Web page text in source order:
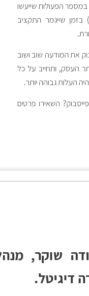
הפעולות שייעשו
שייגמר התקציב
שוב ושוב
ותחייב על כל
גבוהה יותר.
השאירו פרטים
שוקר, מנהל